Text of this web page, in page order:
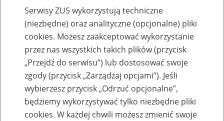
Kalendarium
Serwisy ZUS wykorzystują techniczne
(niezbędne) oraz analityczne (opcjonalne) pliki
cookies. Możesz zaakceptować wykorzystanie
przez nas wszystkich takich plików (przycisk
„Przejdź do serwisu”) lub dostosować swoje
zgody (przycisk „Zarządzaj opcjami”). Jeśli
wybierzesz przycisk „Odrzuć opcjonalne”,
będziemy wykorzystywać tylko niezbędne pliki
cookies. W każdej chwili możesz zmienić swoje